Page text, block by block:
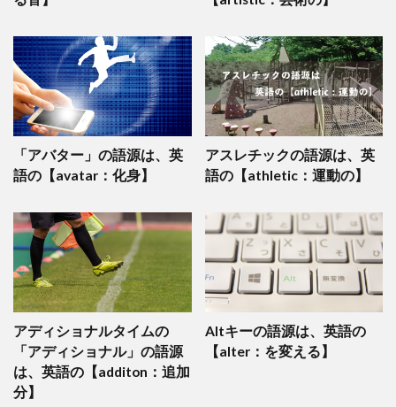
「アバター」の語源は、英
語の【avatar：化身】
アスレチックの語源は、英
語の【athletic：運動の】
アディショナルタイムの
「アディショナル」の語源
は、英語の【additon：追加
分】
Altキーの語源は、英語の
【alter：を変える】